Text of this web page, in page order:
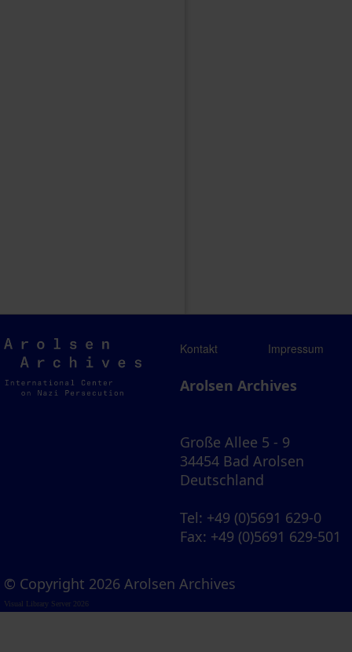
Arolsen
Archives
Kontakt Impressum
Arolsen Archives
Große Allee 5 - 9
34454 Bad Arolsen
Deutschland
Tel: +49 (0)5691 629-0
Fax: +49 (0)5691 629-501
© Copyright 2026 Arolsen Archives
Visual Library Server 2026